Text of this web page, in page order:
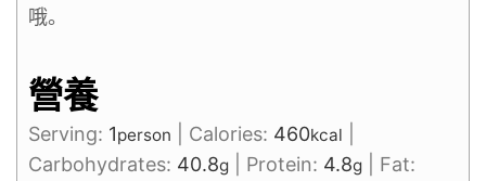
哦。
營養
Serving: 1person Calories: 460kcal
Carbohydrates: 40.8g Protein: 4.8g
Fat: